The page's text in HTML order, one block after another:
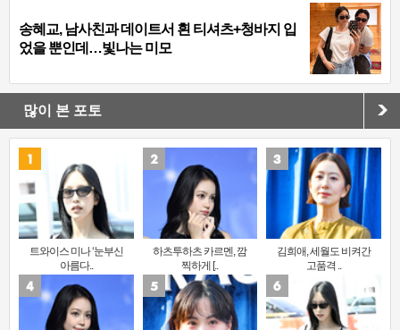
송혜교, 남사친과 데이트서 흰 티셔츠+청바지 입
었을 뿐인데…빛나는 미모
많이 본 포토
트와이스 미나 ‘눈부신
아름다..
하츠투하츠 카르멘, 깜
찍하게 [..
김희애, 세월도 비켜간
고품격 ..